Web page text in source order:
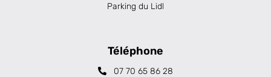
Parking du Lidl
Téléphone
07 70 65 86 28